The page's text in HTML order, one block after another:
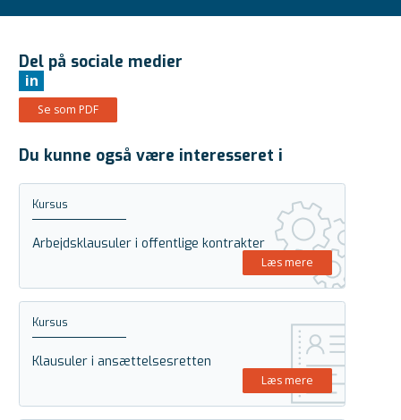
Del på sociale medier
in
Se som PDF
Du kunne også være interesseret i
Kursus
Arbejdsklausuler i offentlige kontrakter
Læs mere
Kursus
Klausuler i ansættelsesretten
Læs mere